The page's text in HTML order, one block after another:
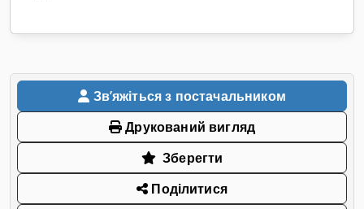
Звʼяжіться з постачальником
Друкований вигляд
Зберегти
Поділитися